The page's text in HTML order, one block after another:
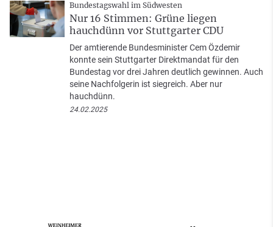
Bundestagswahl im Südwesten
Nur 16 Stimmen: Grüne liegen
hauchdünn vor Stuttgarter CDU
Der amtierende Bundesminister Cem Özdemir
konnte sein Stuttgarter Direktmandat für den
Bundestag vor drei Jahren deutlich gewinnen. Auch
seine Nachfolgerin ist siegreich. Aber nur
hauchdünn.
24.02.2025